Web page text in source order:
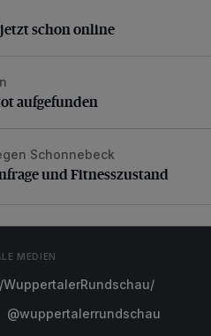
schon online
schon online
aufgefunden
aufgefunden
und Fitnesszustand
Schonnebeck
und Fitnesszustand
MEDIEN
@wuppertalerrundschau